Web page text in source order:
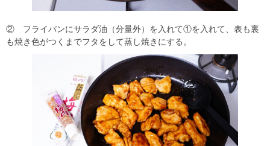
② フライパンにサラダ油（分量外）を入れて①を入れて、表も裏
も焼き色がつくまでフタをして蒸し焼きにする。